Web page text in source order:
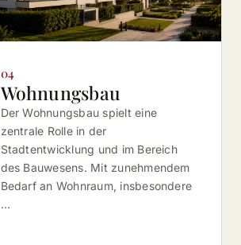
04
Wohnungsbau
Der Wohnungsbau spielt eine
zentrale Rolle in der
Stadtentwicklung und im Bereich
des Bauwesens. Mit zunehmendem
Bedarf an Wohnraum, insbesondere
…